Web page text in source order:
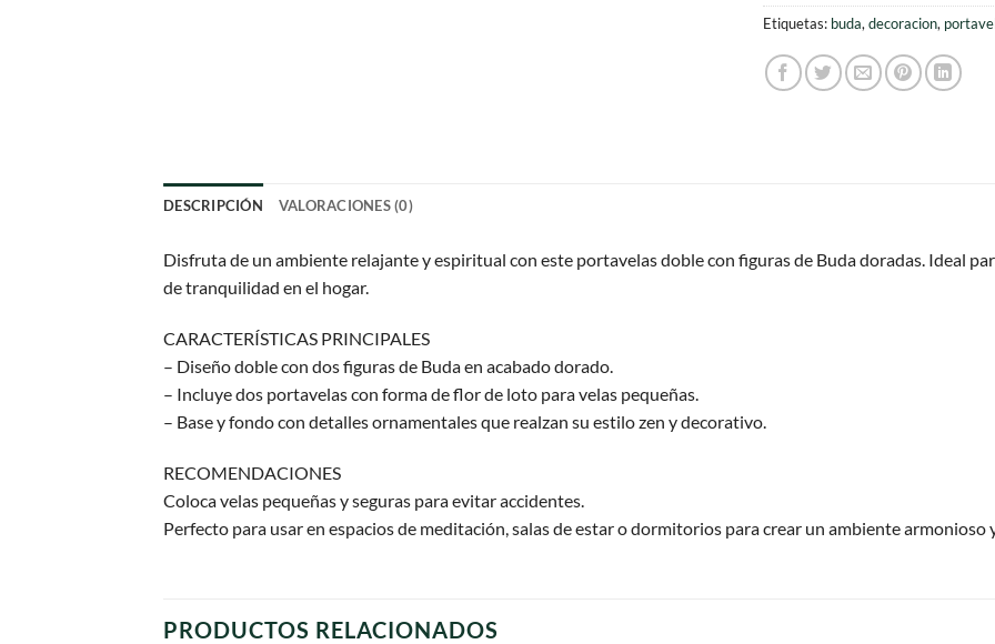
Etiquetas: buda,decoracion,
DESCRIPCIÓN VALORACIONES (0)
Disfruta de un ambiente relajante y espiritual con este portavelas doble con figuras de Buda doradas. Ideal
de tranquilidad en el hogar.
CARACTERÍSTICAS PRINCIPALES
– Diseño doble con dos figuras de Buda en acabado dorado.
– Incluye dos portavelas con forma de flor de loto para velas pequeñas.
– Base y fondo con detalles ornamentales que realzan su estilo zen y decorativo.
RECOMENDACIONES
Coloca velas pequeñas y seguras para evitar accidentes.
Perfecto para usar en espacios de meditación, salas de estar o dormitorios para crear un ambiente armonioso
PRODUCTOS RELACIONADOS